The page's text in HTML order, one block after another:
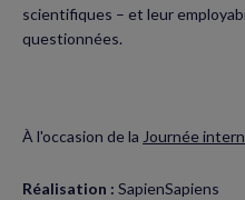
scientifiques – et leur
questionnées.
À l'occasion de la Journée
Réalisation : SapienSapiens